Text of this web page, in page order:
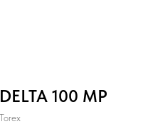
DELTA 100 MP
Torex